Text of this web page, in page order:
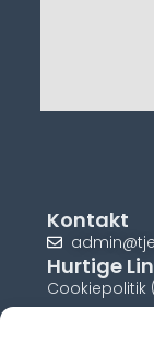
Kontakt
Hurtige
Cookiepolitik